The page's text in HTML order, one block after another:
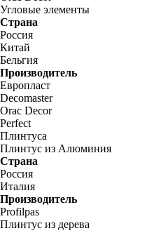
Угловые элементы
Страна
Россия
Китай
Бельгия
Производитель
Европласт
Decomaster
Orac Decor
Perfect
Плинтуса
Плинтус из Алюминия
Страна
Россия
Италия
Производитель
Profilpas
Плинтус из дерева